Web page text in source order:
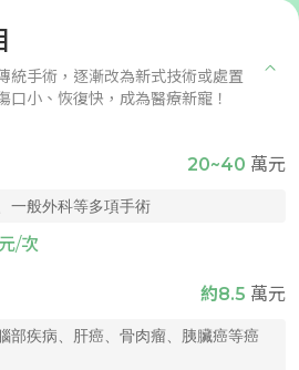
統手術，逐漸改為新式技術或處置
口小、恢復快，成為醫療新寵！
20~40 萬元
一般外科等多項手術
/次
約8.5 萬元
部疾病、肝癌、骨肉瘤、胰臟癌等癌